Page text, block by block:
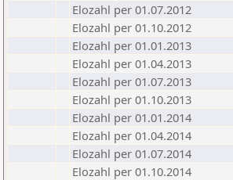
Elozahl per 01.07.2012
Elozahl per 01.10.2012
Elozahl per 01.01.2013
Elozahl per 01.04.2013
Elozahl per 01.07.2013
Elozahl per 01.10.2013
Elozahl per 01.01.2014
Elozahl per 01.04.2014
Elozahl per 01.07.2014
Elozahl per 01.10.2014